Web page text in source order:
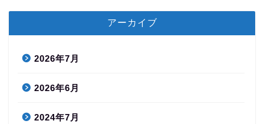
アーカイブ
2026年7月
2026年6月
2024年7月